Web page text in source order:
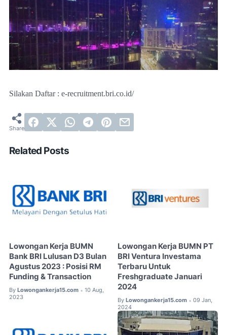
Silakan Daftar : e-recruitment.bri.co.id/
Related Posts
Lowongan Kerja BUMN
Bank BRI Lulusan D3 Bulan
Agustus 2023 : Posisi RM
Funding & Transaction
By Lowongankerja15.com • 10 Aug,
2023
Lowongan Kerja BUMN PT
BRI Ventura Investama
Terbaru Untuk
Freshgraduate Januari
2024
By Lowongankerja15.com • 09 Jan,
2024